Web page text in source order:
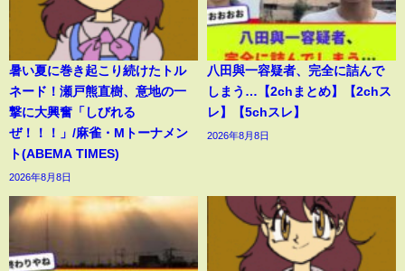
暑い夏に巻き起こり続けたトル
ネード！瀬戸熊直樹、意地の一
撃に大興奮「しびれる
ぜ！！！」/麻雀・Mトーナメン
ト(ABEMA TIMES)
2026年8月8日
八田與一容疑者、完全に詰んで
しまう…【2chまとめ】【2chス
レ】【5chスレ】
2026年8月8日